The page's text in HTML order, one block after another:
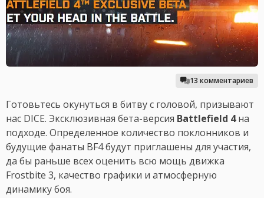
13 комментариев
Готовьтесь окунуться в битву с головой, призывают
нас DICE. Эксклюзивная бета-версия Battlefield 4на
подходе. Определенное количество поклонников и
будущие фанаты BF4 будут приглашены для участия,
да бы раньше всех оценить всю мощь движка
Frostbite 3, качество графики и атмосферную
динамику боя.